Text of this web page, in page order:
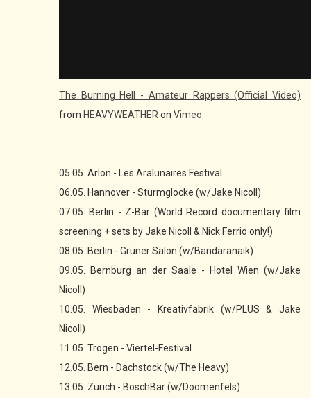
The Burning Hell - Amateur Rappers (Official Video)
from HEAVYWEATHER on Vimeo
05.05. Arlon - Les Aralunaires Festival
06.05. Hannover - Sturmglocke (w/Jake Nicoll)
07.05. Berlin - Z-Bar (World Record documentary film
screening + sets by Jake Nicoll & Nick Ferrio only!)
08.05. Berlin - Grüner Salon (w/Bandaranaik)
09.05. Bernburg an der Saale - Hotel Wien (w/Jake
Nicoll)
10.05. Wiesbaden - Kreativfabrik (w/PLUS & Jake
Nicoll)
11.05. Trogen - Viertel-Festival
12.05. Bern - Dachstock (w/The Heavy)
13.05. Zürich - BoschBar (w/Doomenfels)